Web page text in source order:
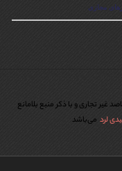
غیر تجاری و با ذکر منبع بلامانع
لرد می‌باشد